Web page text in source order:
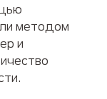
методом
и